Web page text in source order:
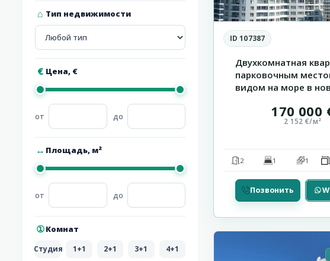
Тип недвижимости
Цена, €
Площадь, м²
от до
Комнат
Студия 1+1 2+1 3+1 4+1
ID 107387
Двухкомнатная
парковочным
видом на море в
170 000
2 152 €/м²
2 1 1
Позвонить
Кошарица